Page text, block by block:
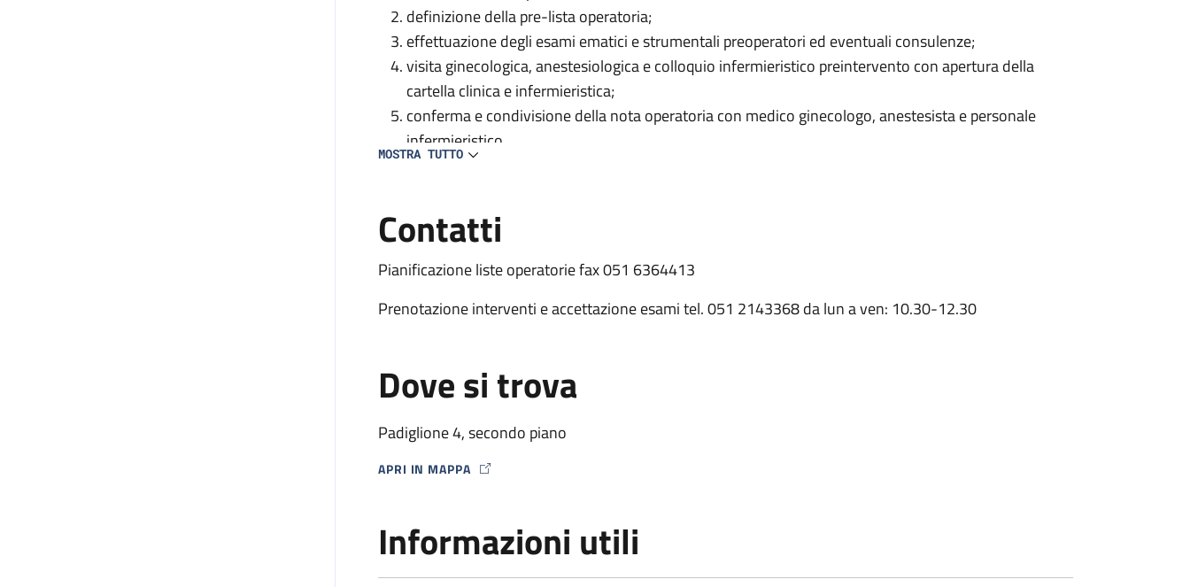
definizione della pre-lista operatoria;
effettuazione degli esami ematici e strumentali preoperatori ed eventuali consulenze;
visita ginecologica, anestesiologica e colloquio infermieristico preintervento con apertura della
cartella clinica e infermieristica;
conferma e condivisione della nota operatoria con medico ginecologo, anestesista e personale
infermieristico
MOSTRA TUTTO
Contatti
Pianificazione liste operatorie fax 051 6364413
Prenotazione interventi e accettazione esami tel. 051 2143368 da lun a ven: 10.30-12.30
Dove si trova
Padiglione 4, secondo piano
APRI IN MAPPA
MAP ICON
Informazioni utili